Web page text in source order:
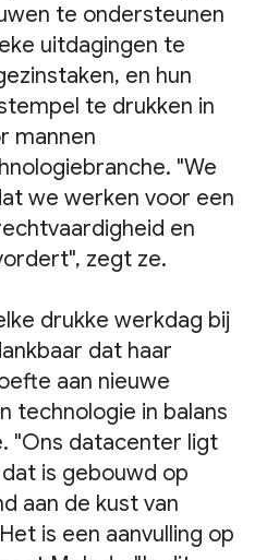
te ondersteunen
uitdagingen te
en hun
te drukken in
mannen
"We
we werken voor een
en
zegt ze.
drukke werkdag bij
dat haar
aan nieuwe
technologie in balans
"Ons datacenter ligt
is gebouwd op
aan de kust van
is een aanvulling op